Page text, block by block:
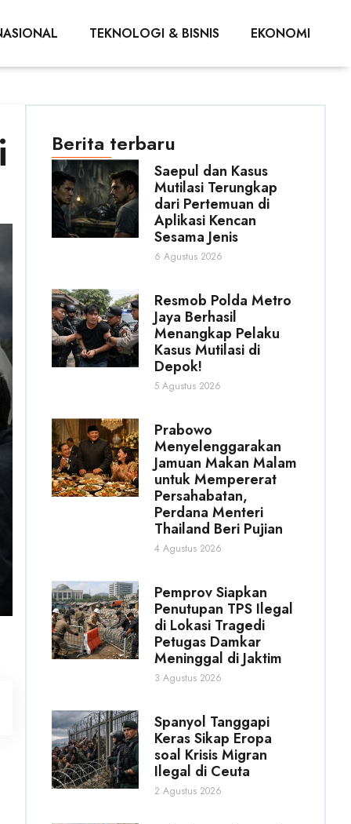
TEKNOLOGI & BISNIS EKONOMI
Berita terbaru
Saepul dan Kasus
Mutilasi Terungkap
dari Pertemuan di
Aplikasi Kencan
Sesama Jenis
6 Agustus 2026
Resmob Polda Metro
Jaya Berhasil
Menangkap Pelaku
Kasus Mutilasi di
Depok!
5 Agustus 2026
Prabowo
Menyelenggarakan
Jamuan Makan Malam
untuk Mempererat
Persahabatan,
Perdana Menteri
Thailand Beri Pujian
4 Agustus 2026
Pemprov Siapkan
Penutupan TPS Ilegal
di Lokasi Tragedi
Petugas Damkar
Meninggal di Jaktim
3 Agustus 2026
Spanyol Tanggapi
Keras Sikap Eropa
soal Krisis Migran
Ilegal di Ceuta
2 Agustus 2026